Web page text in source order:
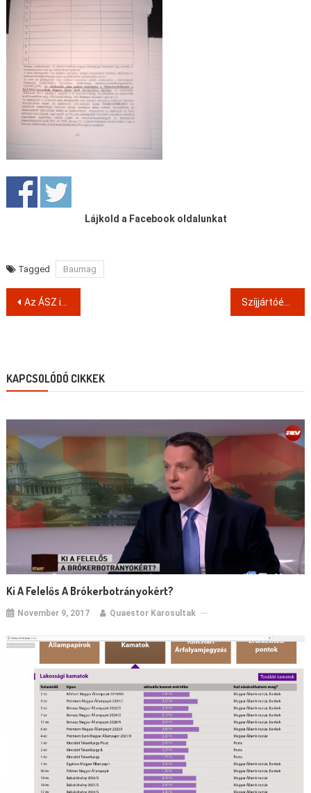
Lájkold a Facebook oldalunkat
Tagged Baumag
Post
Az ÁSZ is kapott levelet
KAPCSOLÓDÓ CIKKEK
Ki A Felelős A Brókerbotrányokért?
November 9, 2017 Quaestor Karosultak